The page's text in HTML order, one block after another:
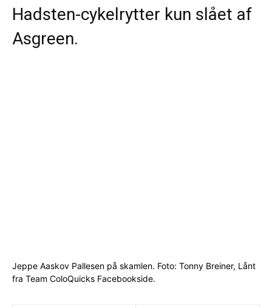
Hadsten-cykelrytter kun slået af
Asgreen.
Jeppe Aaskov Pallesen på skamlen. Foto: Tonny Breiner, Lånt
fra Team ColoQuicks Facebookside.